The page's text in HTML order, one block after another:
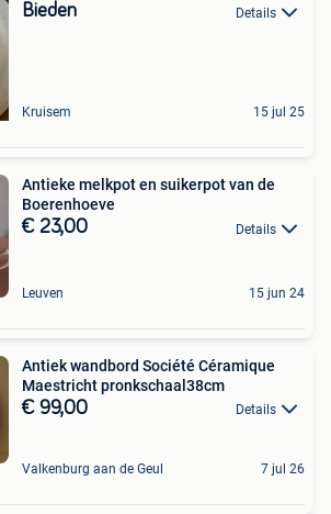
Bieden Details
Kruisem 15 jul 25
Antieke melkpot en suikerpot van de
Boerenhoeve
€ 23,00 Details
Leuven 15 jun 24
Antiek wandbord Société Céramique
Maestricht pronkschaal38cm
€ 99,00 Details
Valkenburg aan de Geul 7 jul 26